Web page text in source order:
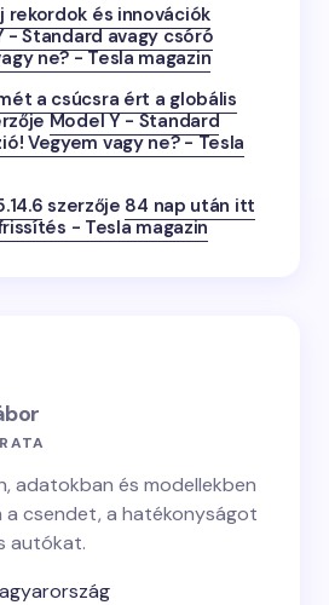
rekordok és innovációk
- Standard avagy csóró
ne? - Tesla magazin
a csúcsra ért a globális
Model Y - Standard
Vegyem vagy ne? - Tesla
szerzője 84 nap után itt
frissítés - Tesla magazin
adatokban és modellekben
a csendet, a hatékonyságot
autókat.